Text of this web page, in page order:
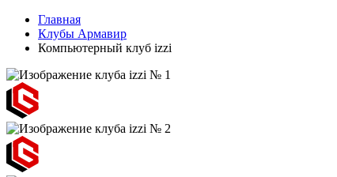
Главная
Клубы Армавир
Компьютерный клуб izzi